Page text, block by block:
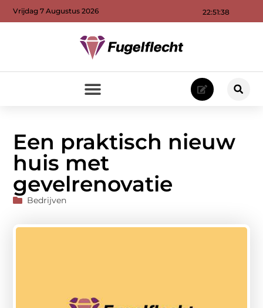
22:51:39
Vrijdag 7 Augustus 2026
Een praktisch nieuw
huis met
gevelrenovatie
Bedrijven